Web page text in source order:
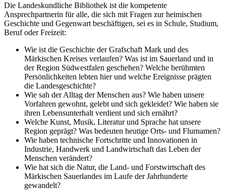
Die Landeskundliche Bibliothek ist die kompetente
Ansprechpartnerin für alle, die sich mit Fragen zur heimischen
Geschichte und Gegenwart beschäftigen, sei es in Schule, Studium,
Beruf oder Freizeit:
Wie ist die Geschichte der Grafschaft Mark und des
Märkischen Kreises verlaufen? Was ist im Sauerland und in
der Region Südwestfalen geschehen? Welche berühmten
Persönlichkeiten lebten hier und welche Ereignisse prägten
die Landesgeschichte?
Wie sah der Alltag der Menschen aus? Wie haben unsere
Vorfahren gewohnt, gelebt und sich gekleidet? Wie haben sie
ihren Lebensunterhalt verdient und sich ernährt?
Welche Kunst, Musik, Literatur und Sprache hat unsere
Region geprägt? Was bedeuten heutige Orts- und Flurnamen?
Wie haben technische Fortschritte und Innovationen in
Industrie, Handwerk und Landwirtschaft das Leben der
Menschen verändert?
Wie hat sich die Natur, die Land- und Forstwirtschaft des
Märkischen Sauerlandes im Laufe der Jahrhunderte
gewandelt?